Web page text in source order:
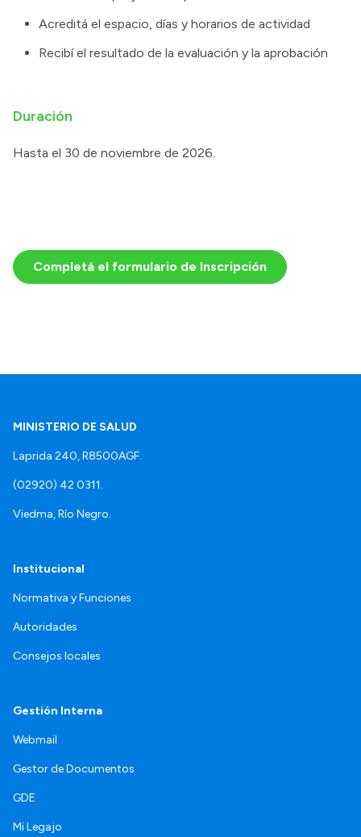
Acreditá el espacio, días y horarios de actividad
Recibí el resultado de la evaluación y la aprobación
Duración
Hasta el 30 de noviembre de 2026.
Completá el formulario de Inscripción
MINISTERIO DE SALUD
Laprida 240, R8500AGF.
(02920) 42 0311.
Viedma, Río Negro.
Institucional
Normativa y Funciones
Autoridades
Consejos locales
Gestión Interna
Webmail
Gestor de Documentos
GDE
Mi Legajo